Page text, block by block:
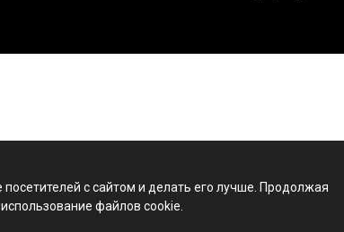
с сайтом и делать его лучше. Продолжая
файлов cookie.